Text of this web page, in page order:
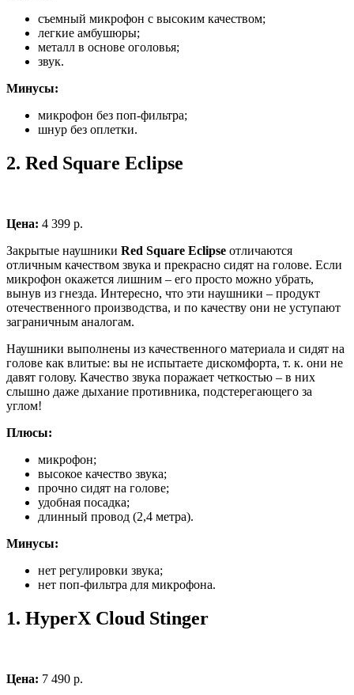
съемный микрофон с высоким качеством;
легкие амбушюры;
металл в основе оголовья;
звук.
Минусы:
микрофон без поп-фильтра;
шнур без оплетки.
2. Red Square Eclipse
Цена: 4 399 р.
Закрытые наушники Red Square Eclipse отличаются
отличным качеством звука и прекрасно сидят на голове. Если
микрофон окажется лишним – его просто можно убрать,
вынув из гнезда. Интересно, что эти наушники – продукт
отечественного производства, и по качеству они не уступают
заграничным аналогам.
Наушники выполнены из качественного материала и сидят на
голове как влитые: вы не испытаете дискомфорта, т. к. они не
давят голову. Качество звука поражает четкостью – в них
слышно даже дыхание противника, подстерегающего за
углом!
Плюсы:
микрофон;
высокое качество звука;
прочно сидят на голове;
удобная посадка;
длинный провод (2,4 метра).
Минусы:
нет регулировки звука;
нет поп-фильтра для микрофона.
1. HyperX Cloud Stinger
Цена: 7 490 р.